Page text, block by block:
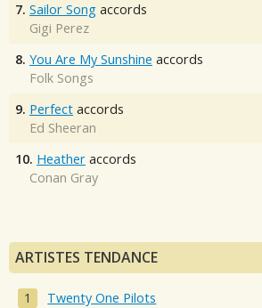
7. Sailor Song accords
Gigi Perez
8. You Are My Sunshine accords
Folk Songs
9. Perfect accords
Ed Sheeran
10. Heather accords
Conan Gray
ARTISTES TENDANCE
Twenty One Pilots